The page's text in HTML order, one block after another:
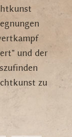
und der
zu